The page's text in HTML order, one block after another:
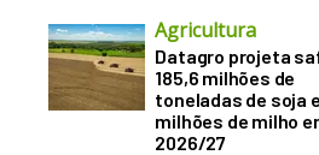
Agricultura
Datagro projeta
185,6 milhões de
toneladas de soja e
milhões de milho
2026/27